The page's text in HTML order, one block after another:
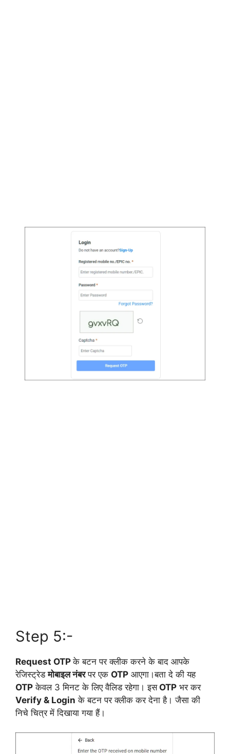
Step 5:-
Request OTPके बटन पर क्लीक करने के बाद आपके
रेजिस्ट्रेडमोबाइल नंबरपर एक OTP आएगा।बता दे की यह
OTP केवल 3 मिनट के लिए वैलिड रहेगा। इसOTP भर कर
Verify & Login के बटन पर क्लीक कर देना है। जैसा की
निचे चित्र में दिखाया गया हैं।